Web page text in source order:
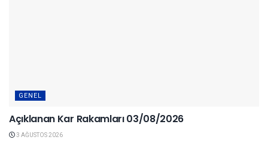
GENEL
Açıklanan Kar Rakamları 03/08/2026
3 AĞUSTOS 2026